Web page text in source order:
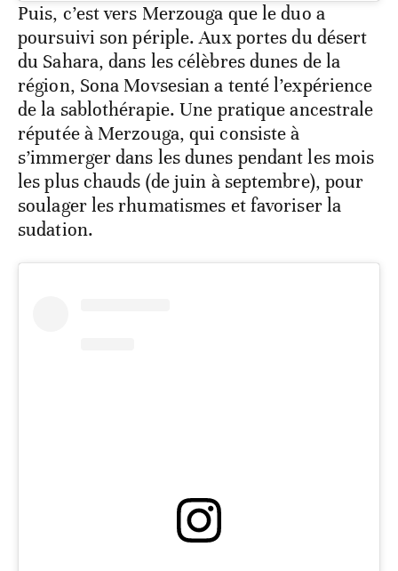
Puis, c’est vers Merzouga que le duo a
poursuivi son périple. Aux portes du désert
du Sahara, dans les célèbres dunes de la
région, Sona Movsesian a tenté l’expérience
de la sablothérapie. Une pratique ancestrale
réputée à Merzouga, qui consiste à
s’immerger dans les dunes pendant les mois
les plus chauds (de juin à septembre), pour
soulager les rhumatismes et favoriser la
sudation.